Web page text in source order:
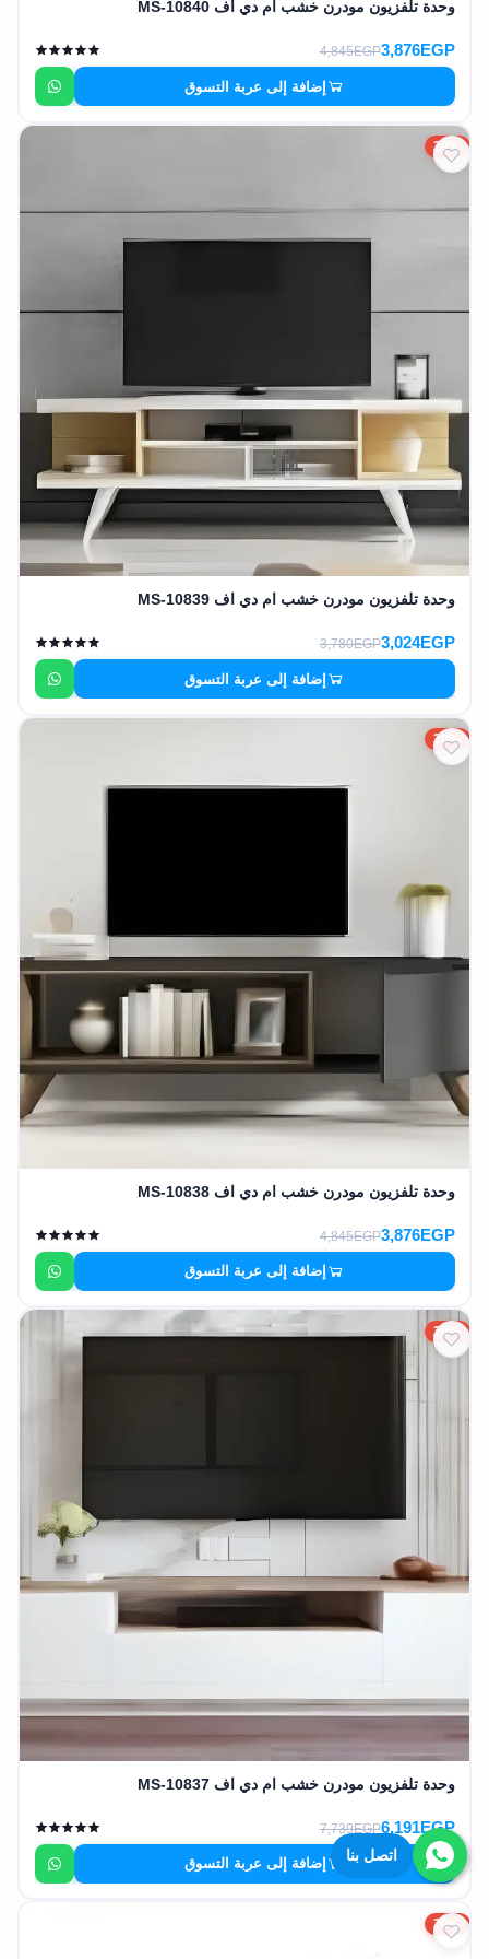
اتصل بنا
وحدة تلفزيون مودرن خشب ام دي اف MS-10840
3,876EGP
4,845EGP
إضافة إلى عربة التسوق
20%
وحدة تلفزيون مودرن خشب ام دي اف MS-10839
3,024EGP
3,780EGP
إضافة إلى عربة التسوق
20%
وحدة تلفزيون مودرن خشب ام دي اف MS-10838
3,876EGP
4,845EGP
إضافة إلى عربة التسوق
20%
وحدة تلفزيون مودرن خشب ام دي اف MS-10837
6,191EGP
7,739EGP
إضافة إلى عربة التسوق
20%